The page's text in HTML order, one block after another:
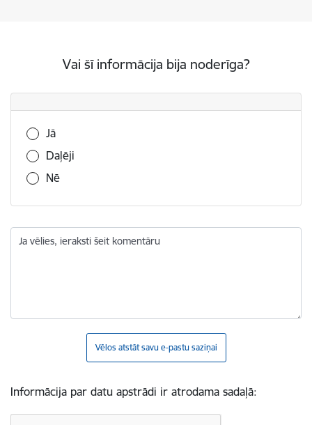
Vai šī informācija bija noderīga?
Vai šī informācija bija noderīga?
Jā
Daļēji
Nē
Ja vēlies, ieraksti šeit komentāru
Vēlos atstāt savu e-pastu saziņai
Informācija par datu apstrādi ir atrodama sadaļā: